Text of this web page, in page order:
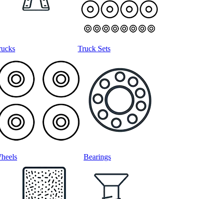
Truck Sets
Bearings